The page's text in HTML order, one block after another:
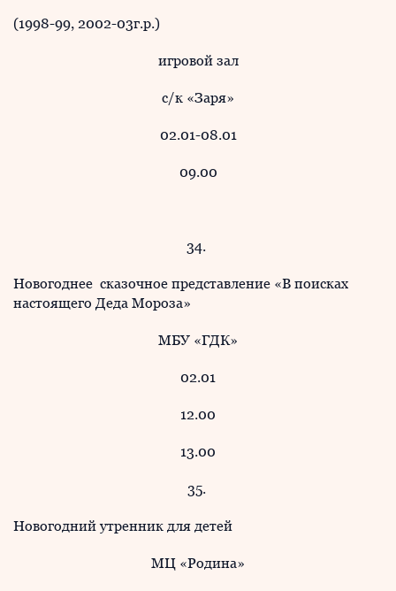
(1998-99, 2002-03г.р.)
игровой зал
с/к «Заря»
02.01-08.01
09.00
34.
Новогоднее сказочное представление «В поисках
настоящего Деда Мороза»
МБУ «ГДК»
02.01
12.00
13.00
35.
Новогодний утренник для детей
МЦ «Родина»